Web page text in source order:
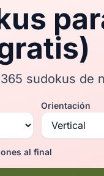
sudokus de
Orientación
al final